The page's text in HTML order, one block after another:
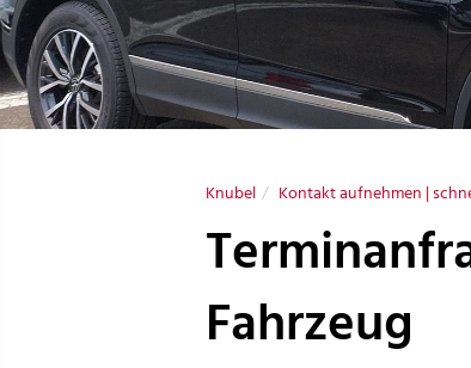
Knubel Kontakt aufnehmen |
Fahrzeug